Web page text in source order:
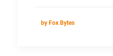
by Fox Bytes